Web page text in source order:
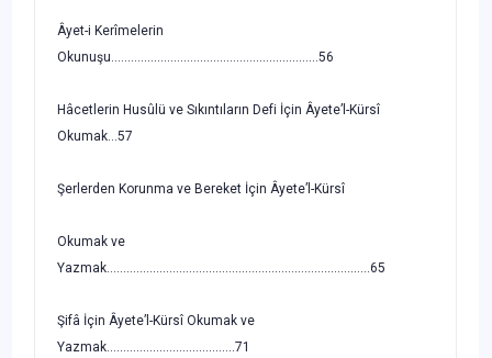
Âyet-i Kerîmelerin
Okunuşu...............................................................56
Hâcetlerin Husûlü ve Sıkıntıların Defi İçin Âyete’l-Kürsî
Okumak...57
Şerlerden Korunma ve Bereket İçin Âyete’l-Kürsî
Okumak ve
Yazmak................................................................................65
Şifâ İçin Âyete’l-Kürsî Okumak ve
Yazmak.......................................71